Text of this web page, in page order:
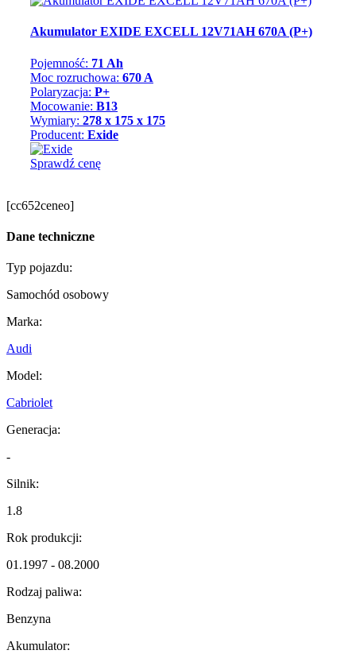
Akumulator EXIDE EXCELL 12V71AH 670A (P+)
Pojemność: 71 Ah
Moc rozruchowa: 670 A
Polaryzacja: P+
Mocowanie: B13
Wymiary: 278 x 175 x 175
Producent: Exide
Sprawdź cenę
[cc652ceneo]
Dane techniczne
Typ pojazdu:
Samochód osobowy
Marka:
Audi
Model:
Cabriolet
Generacja:
-
Silnik:
1.8
Rok produkcji:
01.1997 - 08.2000
Rodzaj paliwa:
Benzyna
Akumulator: